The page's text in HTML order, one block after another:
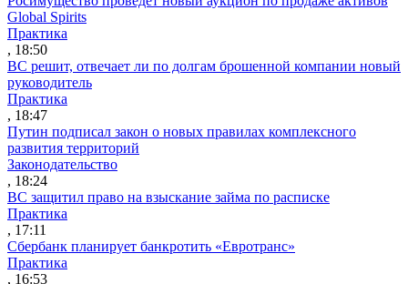
Global Spirits
Практика
, 18:50
ВС решит, отвечает ли по долгам брошенной компании новый
руководитель
Практика
, 18:47
Путин подписал закон о новых правилах комплексного
развития территорий
Законодательство
, 18:24
ВС защитил право на взыскание займа по расписке
Практика
, 17:11
Сбербанк планирует банкротить «Евротранс»
Практика
, 16:53